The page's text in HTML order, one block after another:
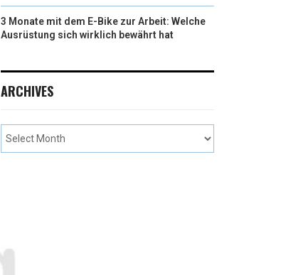
3 Monate mit dem E-Bike zur Arbeit: Welche
Ausrüstung sich wirklich bewährt hat
ARCHIVES